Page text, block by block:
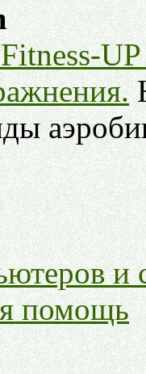
UP
и
помощь